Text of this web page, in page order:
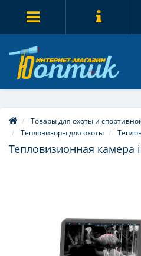
Товары для охоты и
Тепловизоры для охоты
Тепловизионная камера